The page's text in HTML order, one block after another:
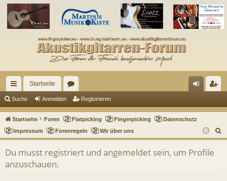
ch
ne
llz
Startseite
en m ist
rie
Suche Anmelden Registrieren
Startseite Foren Flatpicking Fingerpicking
Datenschutz
Impressum
Forenregeln Wir über uns
u
Du musst registriert und angemeldet sein, um Profile
anzuschauen.